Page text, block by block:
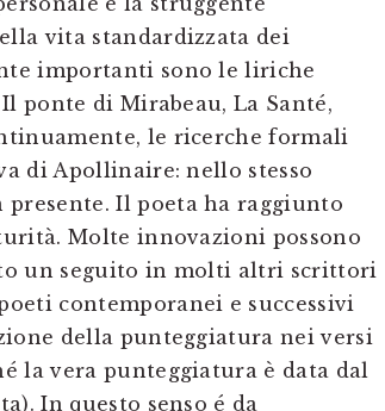
vita standardizzata dei
importanti sono le liriche
ponte di Mirabeau, La Santé,
le ricerche formali
di Apollinaire: nello stesso
presente. Il poeta ha raggiunto
Molte innovazioni possono
un seguito in molti altri scrittori
contemporanei e successivi
della punteggiatura nei versi
la vera punteggiatura è data dal
In questo senso é da